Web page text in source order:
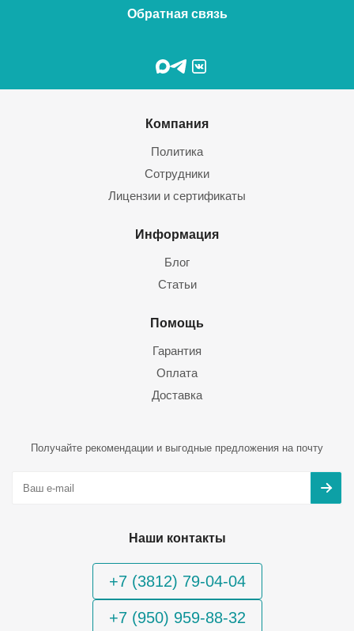
Обратная связь
Компания
Политика
Сотрудники
Лицензии и сертификаты
Информация
Блог
Статьи
Помощь
Гарантия
Оплата
Доставка
Получайте рекомендации и выгодные предложения на почту
Наши контакты
+7 (3812) 79-04-04
+7 (950) 959-88-32